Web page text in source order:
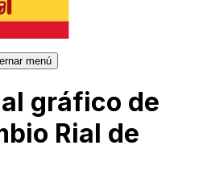
menú
gráfico de
Rial de